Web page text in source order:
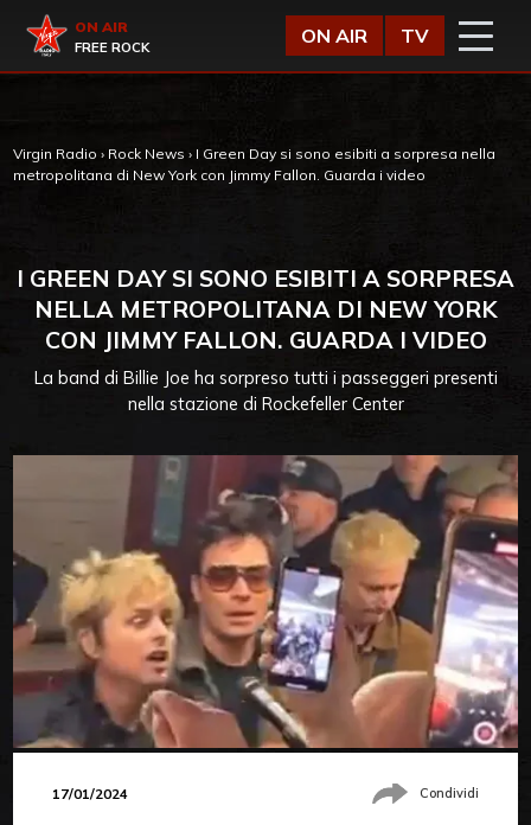
Virgin Radio
ON AIR
FREE ROCK
ON AIR TV
Virgin Radio › Rock News › I Green Day si sono esibiti a sorpresa nella
metropolitana di New York con Jimmy Fallon. Guarda i video
I GREEN DAY SI SONO ESIBITI A SORPRESA
NELLA METROPOLITANA DI NEW YORK
CON JIMMY FALLON. GUARDA I VIDEO
La band di Billie Joe ha sorpreso tutti i passeggeri presenti
nella stazione di Rockefeller Center
17/01/2024 Condividi